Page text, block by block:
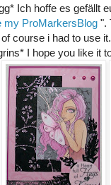
Ich hoffe es gefällt
my ProMarkersBlog ".
course i had to use
I hope you like it